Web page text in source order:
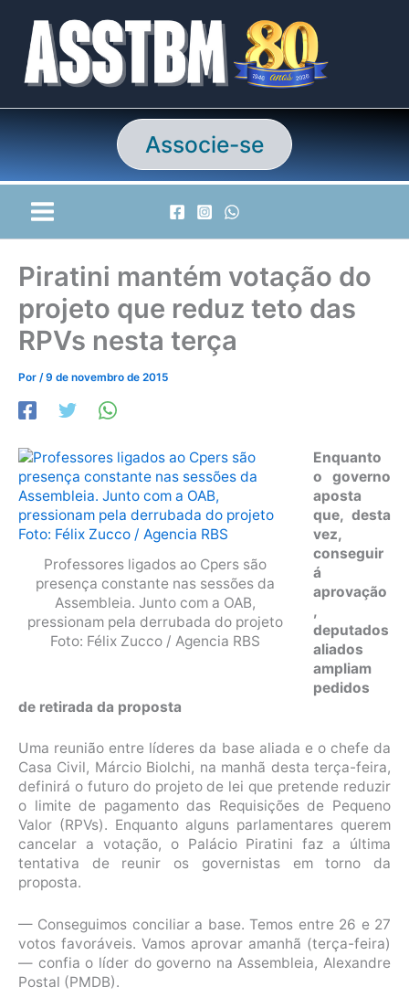
conteúdo
Associe-se
Piratini mantém votação do
projeto que reduz teto das
RPVs nesta terça
Por /9 de novembro de 2015
Professores ligados ao Cpers são
presença constante nas sessões da
Assembleia. Junto com a OAB,
pressionam pela derrubada do projeto
Foto: Félix Zucco / Agencia RBS
Enquanto
o governo
aposta
que, desta
vez,
conseguir
á
aprovação
,
deputados
aliados
ampliam
pedidos
de retirada da proposta
Uma reunião entre líderes da base aliada e o chefe da
Casa Civil, Márcio Biolchi, na manhã desta terça-feira,
definirá o futuro do projeto de lei que pretende reduzir
o limite de pagamento das Requisições de Pequeno
Valor (RPVs). Enquanto alguns parlamentares querem
cancelar a votação, o Palácio Piratini faz a última
tentativa de reunir os governistas em torno da
proposta.
— Conseguimos conciliar a base. Temos entre 26 e 27
votos favoráveis. Vamos aprovar amanhã (terça-feira)
— confia o líder do governo na Assembleia, Alexandre
Postal (PMDB).